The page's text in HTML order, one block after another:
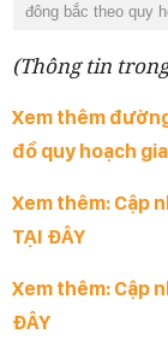
đông bắc theo quy
(Thông tin
Xem thêm
đồ quy hoạch
Xem thêm: Cập
TẠI ĐÂY
Xem thêm: Cập
ĐÂY